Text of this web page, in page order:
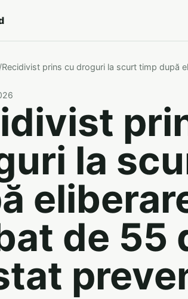
/Recidivist prins cu droguri la scurt timp după
la
de 55